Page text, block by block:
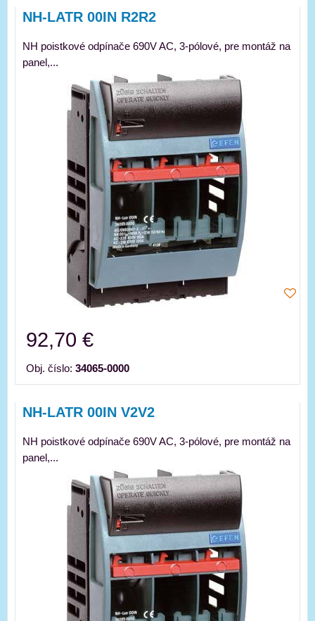
NH-LATR 00IN R2R2
NH poistkové odpínače 690V AC, 3-pólové, pre montáž na
panel,...
92,70 €
Obj. číslo: 34065-0000
NH-LATR 00IN V2V2
NH poistkové odpínače 690V AC, 3-pólové, pre montáž na
panel,...